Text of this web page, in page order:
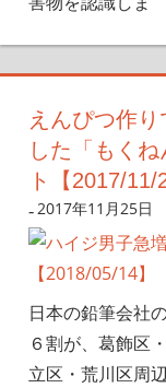
えんぴつ作
した「もく
ト【2017/11/
2017年11月25日
日本の鉛筆会社
６割が、葛飾区
立区・荒川区周